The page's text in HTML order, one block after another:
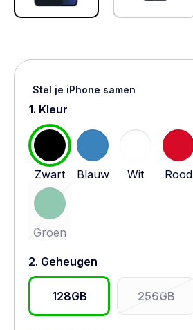
Stel je iPhone samen
1. Kleur
Zwart Blauw Wit Rood
Groen
2. Geheugen
128GB 256GB